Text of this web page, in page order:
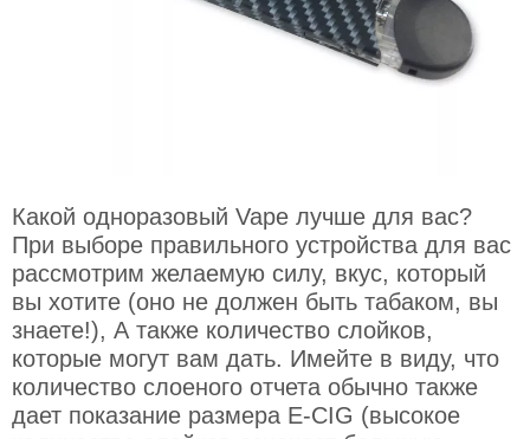
Какой одноразовый Vape лучше для вас?
При выборе правильного устройства для вас
рассмотрим желаемую силу, вкус, который
вы хотите (оно не должен быть табаком, вы
знаете!), А также количество слойков,
которые могут вам дать. Имейте в виду, что
количество слоеного отчета обычно также
дает показание размера E-CIG (высокое